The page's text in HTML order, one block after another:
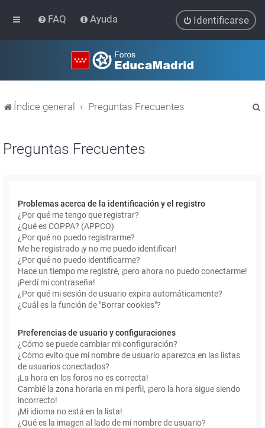
FAQ Ayuda Identificarse
Índice general Preguntas Frecuentes
Preguntas Frecuentes
Problemas acerca de la identificación y el registro
¿Por qué me tengo que registrar?
¿Qué es COPPA? (APPCO)
¿Por qué no puedo registrarme?
Me he registrado ¡y no me puedo identificar!
¿Por qué no puedo identificarme?
Hace un tiempo me registré, ¡pero ahora no puedo conectarme!
¡Perdí mi contraseña!
¿Por qué mi sesión de usuario expira automáticamente?
¿Cuál es la función de "Borrar cookies"?
Preferencias de usuario y configuraciones
¿Cómo se puede cambiar mi configuración?
¿Cómo evito que mi nombre de usuario aparezca en las listas
de usuarios conectados?
¡La hora en los foros no es correcta!
Cambié la zona horaria en mi perfil, ¡pero la hora sigue siendo
incorrecto!
¡Mi idioma no está en la lista!
¿Qué es la imagen al lado de mi nombre de usuario?